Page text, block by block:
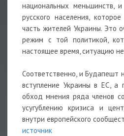
национальных меньшинств,
русского населения,
часть жителей Украины. Это
режим с той политикой,
настоящее время, ситуацию
Соответственно, и Будапешт
вступление Украины в ЕС, а
обход мнения ряда членов
усугублению кризиса и
внутри европейского
источник